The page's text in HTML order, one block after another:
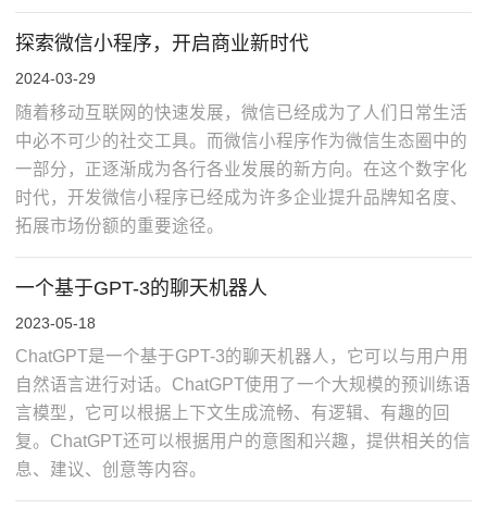
探索微信小程序，开启商业新时代
2024-03-29
随着移动互联网的快速发展，微信已经成为了人们日常生活
中必不可少的社交工具。而微信小程序作为微信生态圈中的
一部分，正逐渐成为各行各业发展的新方向。在这个数字化
时代，开发微信小程序已经成为许多企业提升品牌知名度、
拓展市场份额的重要途径。
一个基于GPT-3的聊天机器人
2023-05-18
ChatGPT是一个基于GPT-3的聊天机器人，它可以与用户用
自然语言进行对话。ChatGPT使用了一个大规模的预训练语
言模型，它可以根据上下文生成流畅、有逻辑、有趣的回
复。ChatGPT还可以根据用户的意图和兴趣，提供相关的信
息、建议、创意等内容。